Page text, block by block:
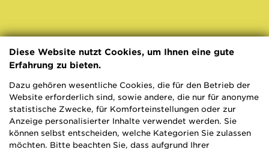
Diese Website nutzt Cookies, um Ihnen eine gute
Erfahrung zu bieten.
Dazu gehören wesentliche Cookies, die für den Betrieb der
Website erforderlich sind, sowie andere, die nur für anonyme
statistische Zwecke, für Komforteinstellungen oder zur
Anzeige personalisierter Inhalte verwendet werden. Sie
können selbst entscheiden, welche Kategorien Sie zulassen
möchten. Bitte beachten Sie, dass aufgrund Ihrer